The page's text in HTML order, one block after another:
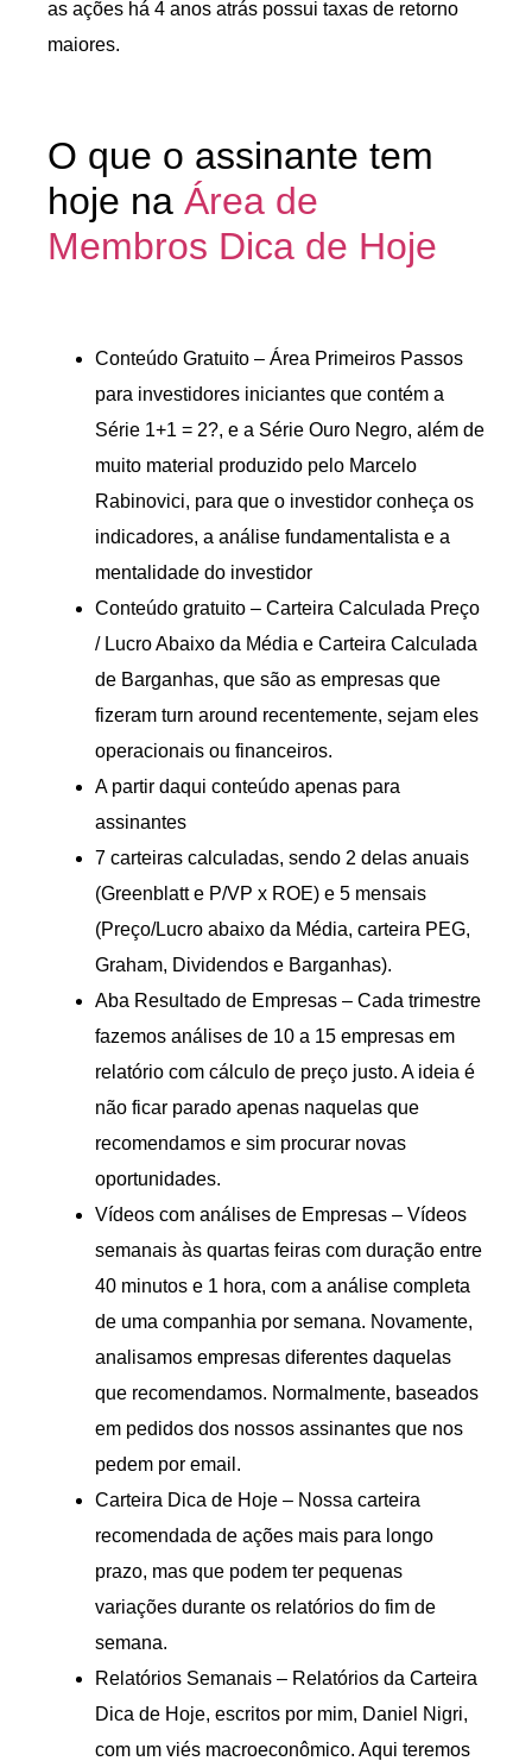
as ações há 4 anos atrás possui taxas de retorno
maiores.
O que o assinante tem
hoje na Área de
Membros Dica de Hoje
Conteúdo Gratuito – Área Primeiros Passos
para investidores iniciantes que contém a
Série 1+1 = 2?, e a Série Ouro Negro, além de
muito material produzido pelo Marcelo
Rabinovici, para que o investidor conheça os
indicadores, a análise fundamentalista e a
mentalidade do investidor
Conteúdo gratuito – Carteira Calculada Preço
/ Lucro Abaixo da Média e Carteira Calculada
de Barganhas, que são as empresas que
fizeram turn around recentemente, sejam eles
operacionais ou financeiros.
A partir daqui conteúdo apenas para
assinantes
7 carteiras calculadas, sendo 2 delas anuais
(Greenblatt e P/VP x ROE) e 5 mensais
(Preço/Lucro abaixo da Média, carteira PEG,
Graham, Dividendos e Barganhas).
Aba Resultado de Empresas – Cada trimestre
fazemos análises de 10 a 15 empresas em
relatório com cálculo de preço justo. A ideia é
não ficar parado apenas naquelas que
recomendamos e sim procurar novas
oportunidades.
Vídeos com análises de Empresas – Vídeos
semanais às quartas feiras com duração entre
40 minutos e 1 hora, com a análise completa
de uma companhia por semana. Novamente,
analisamos empresas diferentes daquelas
que recomendamos. Normalmente, baseados
em pedidos dos nossos assinantes que nos
pedem por email.
Carteira Dica de Hoje – Nossa carteira
recomendada de ações mais para longo
prazo, mas que podem ter pequenas
variações durante os relatórios do fim de
semana.
Relatórios Semanais – Relatórios da Carteira
Dica de Hoje, escritos por mim, Daniel Nigri,
com um viés macroeconômico. Aqui teremos